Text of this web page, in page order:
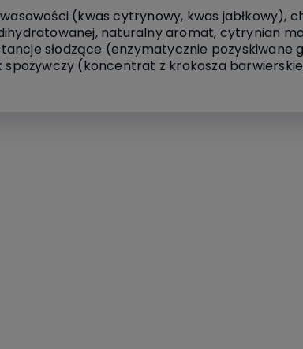
(kwas cytrynowy, kwas jabłkowy),
naturalny aromat, cytrynian
słodzące (enzymatycznie pozyskiwane
(koncentrat z krokosza